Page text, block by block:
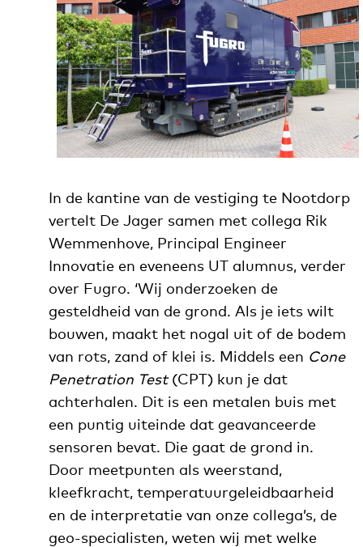
In de kantine van de vestiging te Nootdorp
vertelt De Jager samen met collega Rik
Wemmenhove, Principal Engineer
Innovatie en eveneens UT alumnus, verder
over Fugro. ‘Wij onderzoeken de
gesteldheid van de grond. Als je iets wilt
bouwen, maakt het nogal uit of de bodem
van rots, zand of klei is. Middels een Cone
Penetration Test(CPT) kun je dat
achterhalen. Dit is een metalen buis met
een puntig uiteinde dat geavanceerde
sensoren bevat. Die gaat de grond in.
Door meetpunten als weerstand,
kleefkracht, temperatuurgeleidbaarheid
en de interpretatie van onze collega’s, de
geo-specialisten, weten wij met welke